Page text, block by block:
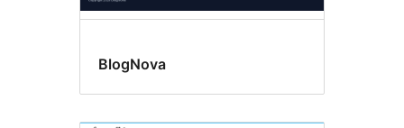
BlogNova